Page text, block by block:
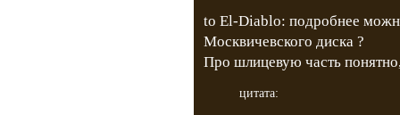
to El-Diablo: подробнее
Москвичевского диска ?
Про шлицевую часть
цитата: